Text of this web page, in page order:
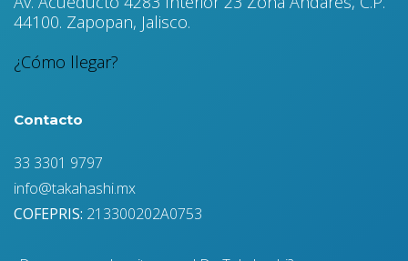
44100. Zapopan, Jalisco.
¿Cómo llegar?
Contacto
33 3301 9797
info@takahashi.mx
COFEPRIS: 213300202A0753